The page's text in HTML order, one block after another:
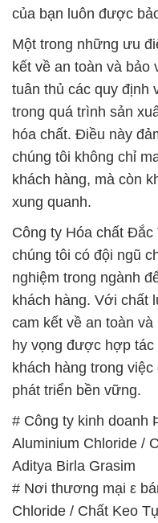
trong quá trình sản
hóa chất. Điều này
chúng tôi không chỉ
khách hàng, mà còn
xung quanh.
Công ty Hóa chất
chúng tôi có đội ngũ
nghiệm trong ngành
khách hàng. Với chất
cam kết về an toàn
hy vọng được hợp
khách hàng trong
phát triển bền vững.
# Công ty kinh doanh
Aluminium Chloride /
Aditya Birla Grasim
# Nơi thương mại ε
Chloride / Chất Keo
Grasim
# Công ty chuyên
Aluminium Chloride /
Aditya Birla Grasim